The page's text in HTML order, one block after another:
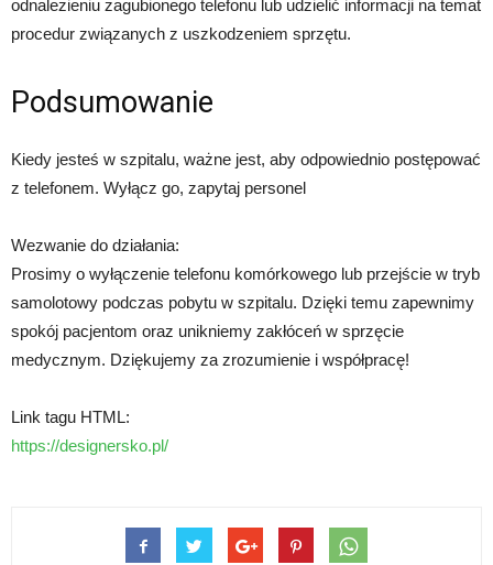
odnalezieniu zagubionego telefonu lub udzielić informacji na temat
procedur związanych z uszkodzeniem sprzętu.
Podsumowanie
Kiedy jesteś w szpitalu, ważne jest, aby odpowiednio postępować
z telefonem. Wyłącz go, zapytaj personel
Wezwanie do działania:
Prosimy o wyłączenie telefonu komórkowego lub przejście w tryb
samolotowy podczas pobytu w szpitalu. Dzięki temu zapewnimy
spokój pacjentom oraz unikniemy zakłóceń w sprzęcie
medycznym. Dziękujemy za zrozumienie i współpracę!
Link tagu HTML:
https://designersko.pl/